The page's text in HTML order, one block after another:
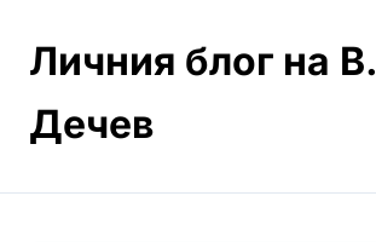
contentЛичния блог на В.
Дечев